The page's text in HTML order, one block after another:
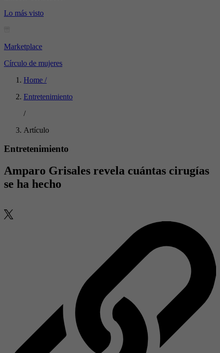
Lo más visto
Marketplace
Círculo de mujeres
Home /
Entretenimiento
/
Artículo
Entretenimiento
Amparo Grisales revela cuántas cirugías
se ha hecho